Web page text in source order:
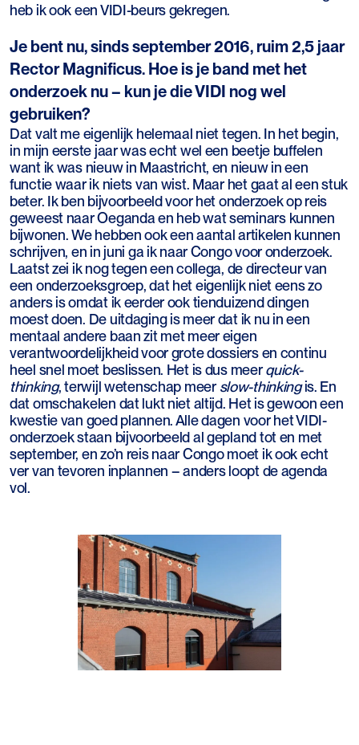
heb ik ook een VIDI-beurs gekregen.
Je bent nu, sinds september 2016, ruim 2,5 jaar
Rector Magnificus. Hoe is je band met het
onderzoek nu – kun je die VIDI nog wel
gebruiken?
Dat valt me eigenlijk helemaal niet tegen. In het begin,
in mijn eerste jaar was echt wel een beetje buffelen
want ik was nieuw in Maastricht, en nieuw in een
functie waar ik niets van wist. Maar het gaat al een stuk
beter. Ik ben bijvoorbeeld voor het onderzoek op reis
geweest naar Oeganda en heb wat seminars kunnen
bijwonen. We hebben ook een aantal artikelen kunnen
schrijven, en in juni ga ik naar Congo voor onderzoek.
Laatst zei ik nog tegen een collega, de directeur van
een onderzoeksgroep, dat het eigenlijk niet eens zo
anders is omdat ik eerder ook tienduizend dingen
moest doen. De uitdaging is meer dat ik nu in een
mentaal andere baan zit met meer eigen
verantwoordelijkheid voor grote dossiers en continu
heel snel moet beslissen. Het is dus meerquick-
thinking, terwijl wetenschap meer slow-thinkingis. En
dat omschakelen dat lukt niet altijd. Het is gewoon een
kwestie van goed plannen. Alle dagen voor het VIDI-
onderzoek staan bijvoorbeeld al gepland tot en met
september, en zo’n reis naar Congo moet ik ook echt
ver van tevoren inplannen – anders loopt de agenda
vol.